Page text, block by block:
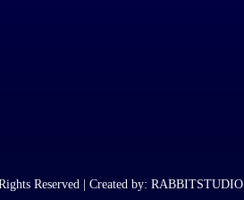
Reserved | Created by: RABBITSTUDIO